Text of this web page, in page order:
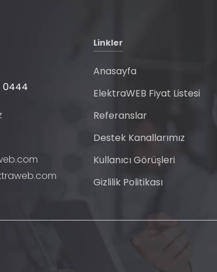
0444
Linkler
Anasayfa
ElektraWEB Fiyat Listesi
Referanslar
Destek Kanallarımız
Kullanıcı Görüşleri
Gizlilik Politikası